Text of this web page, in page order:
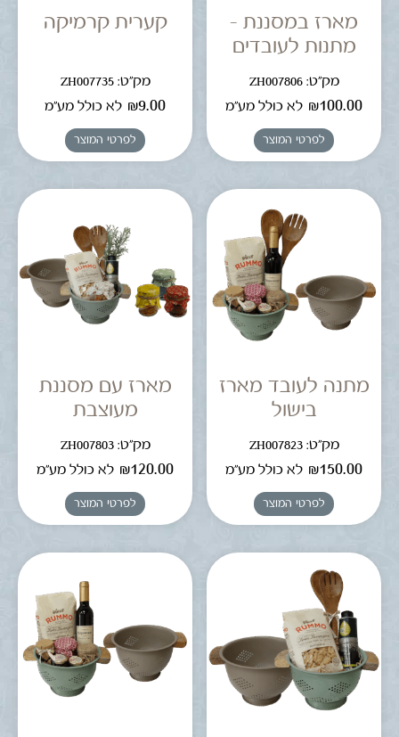
מארז במסננת –
מתנות לעובדים
מק"ט: ZH007806
₪100.00 לא כולל מע"מ
לפרטי המוצר
קערית קרמיקה
מק"ט: ZH007735
₪9.00 לא כולל מע"מ
לפרטי המוצר
מתנה לעובד מארז
בישול
מק"ט: ZH007823
₪150.00 לא כולל מע"מ
לפרטי המוצר
מארז עם מסננת
מעוצבת
מק"ט: ZH007803
₪120.00 לא כולל מע"מ
לפרטי המוצר